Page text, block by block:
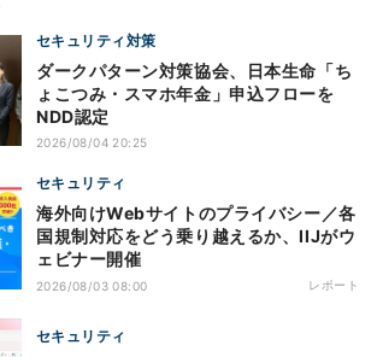
セキュリティ対策
ダークパターン対策協会、日本生命「ち
ょこつみ・スマホ年金」申込フローを
NDD認定
2026/08/04 20:25
セキュリティ
海外向けWebサイトのプライバシー／各
国規制対応をどう乗り越えるか、IIJがウ
ェビナー開催
2026/08/03 08:00 レポート
セキュリティ